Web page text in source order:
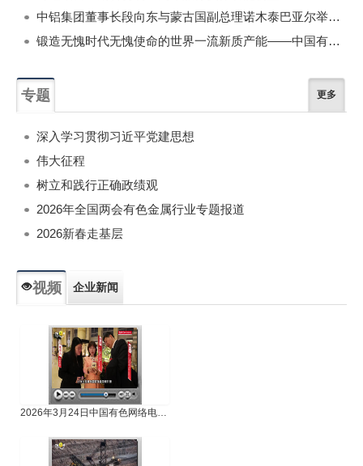
中铝集团董事长段向东与蒙古国副总理诺木泰巴亚尔举行会谈
锻造无愧时代无愧使命的世界一流新质产能——中国有色金属工业的战略应对与破局之道（二）
专题 更多
深入学习贯彻习近平党建思想
伟大征程
树立和践行正确政绩观
2026年全国两会有色金属行业专题报道
2026新春走基层
视频 企业新闻
2026年3月24日中国有色网络电视新闻